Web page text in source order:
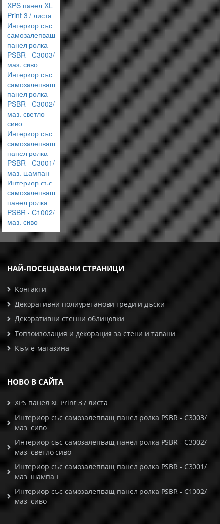
XPS панел XL
Print 3 / листа
Интериор със
самозалепващ
панел ролка
PSBR - C3003/
маз. сиво
Интериор със
самозалепващ
панел ролка
PSBR - C3002/
маз. светло
сиво
Интериор със
самозалепващ
панел ролка
PSBR - C3001/
маз. шампан
Интериор със
самозалепващ
панел ролка
PSBR - C1002/
маз. сиво
НАЙ-ПОСЕЩАВАНИ СТРАНИЦИ
Контакти
Декоративни полиуретанови греди и дъски
Декоративни стенни облицовки
Топлоизолация и декорация за стени и тавани
Към е-магазина
НОВО В САЙТА
XPS панел XL Print 3 / листа
Интериор със самозалепващ панел ролка PSBR - C3003/
маз. сиво
Интериор със самозалепващ панел ролка PSBR - C3002/
маз. светло сиво
Интериор със самозалепващ панел ролка PSBR - C3001/
маз. шампан
Интериор със самозалепващ панел ролка PSBR - C1002/
маз. сиво